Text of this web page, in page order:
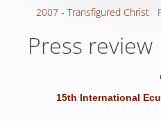
2007 - Transfigured Christ
Press review
15th International